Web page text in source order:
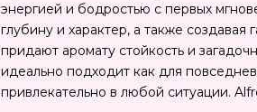
энергией и бодростью с первых
глубину и характер, а также
придают аромату стойкость и
идеально подходит как для
привлекательно в любой ситуации.